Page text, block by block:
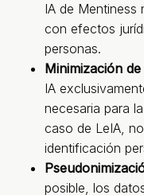
IA de Mentiness
con efectos
personas.
Minimización
IA
necesaria para
caso de LeIA,
identificación
posible, los